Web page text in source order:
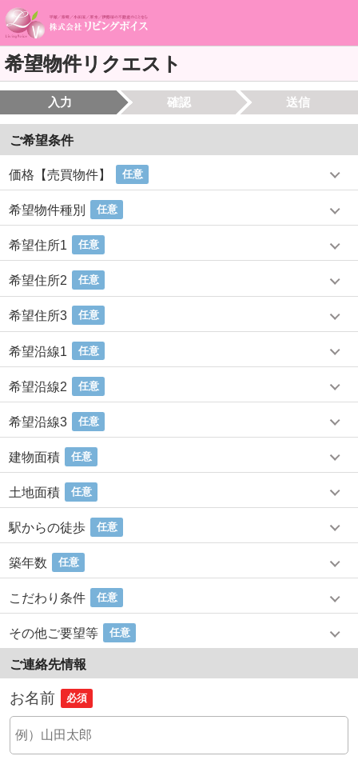
希望物件リクエスト
入力 確認 送信
ご希望条件
価格【売買物件】 任意
希望物件種別 任意
希望住所1 任意
希望住所2 任意
希望住所3 任意
希望沿線1 任意
希望沿線2 任意
希望沿線3 任意
建物面積 任意
土地面積 任意
駅からの徒歩 任意
築年数 任意
こだわり条件 任意
その他ご要望等 任意
ご連絡先情報
お名前 必須